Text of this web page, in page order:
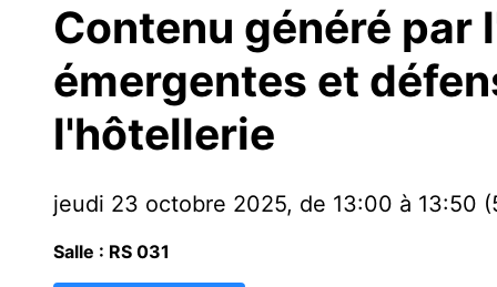
Contenu généré par
émergentes et
l'hôtellerie
jeudi 23 octobre 2025, de 13:00 à 13:50
Salle : RS 031